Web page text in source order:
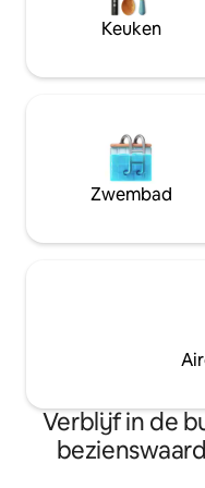
appartement kun je
prachtig uitzicht op de
Petronio inbegrepen
Keuken
Zwembad
Verblijf in de